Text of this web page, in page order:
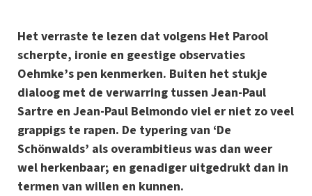
Het verraste te lezen dat volgens Het Parool
scherpte, ironie en geestige observaties
Oehmke’s pen kenmerken. Buiten het stukje
dialoog met de verwarring tussen Jean-Paul
Sartre en Jean-Paul Belmondo viel er niet zo veel
grappigs te rapen. De typering van ‘De
Schönwalds’ als overambitieus was dan weer
wel herkenbaar; en genadiger uitgedrukt dan in
termen van willen en kunnen.